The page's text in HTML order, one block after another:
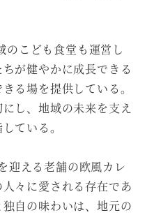
のこども食堂も運営し
が健やかに成長できる
る場を提供している。
し、地域の未来を支え
ている。
迎える老舗の欧風カレ
々に愛される存在であ
自の味わいは、地元の